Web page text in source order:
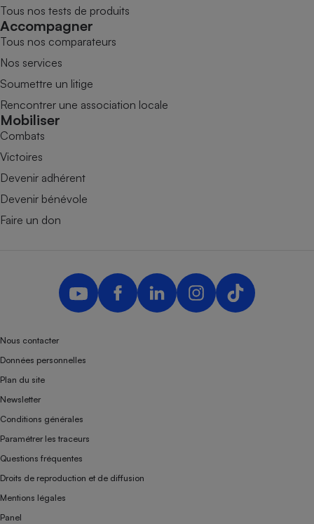
Tous nos tests de produits
Accompagner
Tous nos comparateurs
Nos services
Soumettre un litige
Rencontrer une association locale
Mobiliser
Combats
Victoires
Devenir adhérent
Devenir bénévole
Faire un don
Nous contacter
Données personnelles
Plan du site
Newsletter
Conditions générales
Paramétrer les traceurs
Questions fréquentes
Droits de reproduction et de diffusion
Mentions légales
Panel